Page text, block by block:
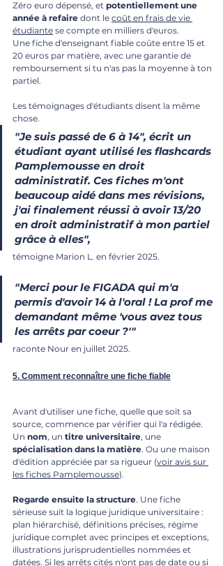
Zéro euro dépensé, et potentiellement une
année à refaire dont le coût en frais de vie
étudiante se compte en milliers d'euros.
Une fiche d'enseignant fiable coûte entre 15 et
20 euros par matière, avec une garantie de
remboursement si tu n'as pas la moyenne à ton
partiel.
Les témoignages d'étudiants disent la même
chose.
"Je suis passé de 6 à 14", écrit un
étudiant ayant utilisé les flashcards
Pamplemousse en droit
administratif. Ces fiches m'ont
beaucoup aidé dans mes révisions,
j'ai finalement réussi à avoir 13/20
en droit administratif à mon partiel
grâce à elles",
témoigne Marion L. en février 2025.
"Merci pour le FIGADA qui m'a
permis d'avoir 14 à l'oral ! La prof me
demandant même 'vous avez tous
les arrêts par coeur ?'"
raconte Nour en juillet 2025.
5. Comment reconnaître une fiche fiable
Avant d'utiliser une fiche, quelle que soit sa
source, commence par vérifier qui l'a rédigée.
Un nom, un titre universitaire, une
spécialisation dans la matière. Ou une maison
d'édition appréciée par sa rigueur (voir avis sur
les fiches Pamplemousse).
Regarde ensuite la structure. Une fiche
sérieuse suit la logique juridique universitaire :
plan hiérarchisé, définitions précises, régime
juridique complet avec principes et exceptions,
illustrations jurisprudentielles nommées et
datées. Si les arrêts cités n'ont pas de date ou si